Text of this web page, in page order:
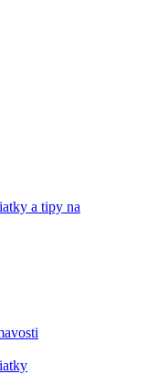
a tipy na